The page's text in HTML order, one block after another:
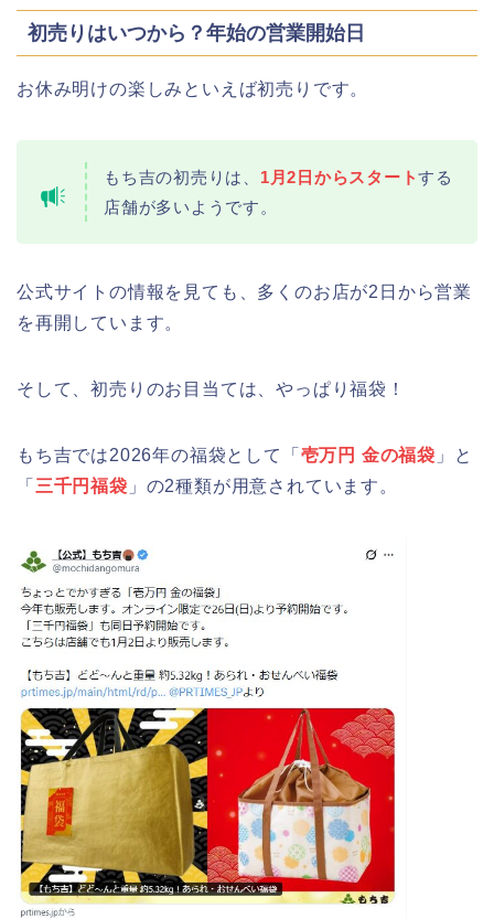
上田城桜祭り2026屋台・出店まとめ!
ライトアップはいつまで?
芸能人(有名人)は?保護者(親)も!
近畿大学卒業式2026のゲストの歴代ス
ピーチや予想有名人は誰?
角館桜まつり2026の屋台(出店)やライ
トアップは?駐車場も調査!
大河原桜まつり(千本桜)2026の屋台の
出店情報!混雑や渋滞も調査!
初売りはいつから？年始の営業開始日
お休み明けの楽しみといえば初売りです。
もち吉の初売りは、 1月2日からスタートする
店舗が多いようです。
公式サイトの情報を見ても、多くのお店が2日から営業
を再開しています。
そして、初売りのお目当ては、やっぱり福袋！
もち吉では2026年の福袋として「 壱万円 金の福袋 」と
「 三千円福袋 」の2種類が用意されています。